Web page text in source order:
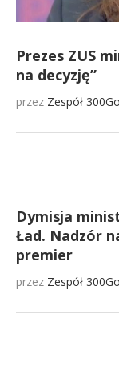
Prezes ZUS
na decyzję”
przez Zespół
Dymisja
Ład. Nadzór
premier
przez Zespół